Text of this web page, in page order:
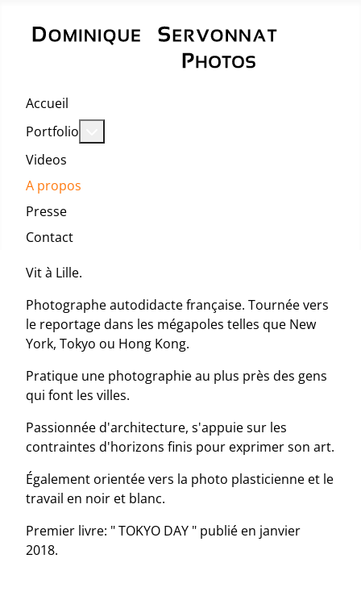
Accueil
Portfolio
Videos
A propos
Presse
Contact
Vit à Lille.
Photographe autodidacte française. Tournée vers
le reportage dans les mégapoles telles que New
York, Tokyo ou Hong Kong.
Pratique une photographie au plus près des gens
qui font les villes.
Passionnée d'architecture, s'appuie sur les
contraintes d'horizons finis pour exprimer son art.
Également orientée vers la photo plasticienne et le
travail en noir et blanc.
Premier livre: " TOKYO DAY " publié en janvier
2018.